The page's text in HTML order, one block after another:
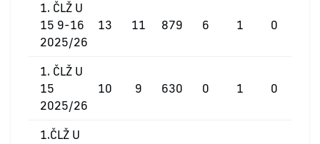
1. ČLŽ U
15 9-16
2025/26
13 11 879 6 1 0
1. ČLŽ U
15
2025/26
10 9 630 0 1 0
1.ČLŽ U